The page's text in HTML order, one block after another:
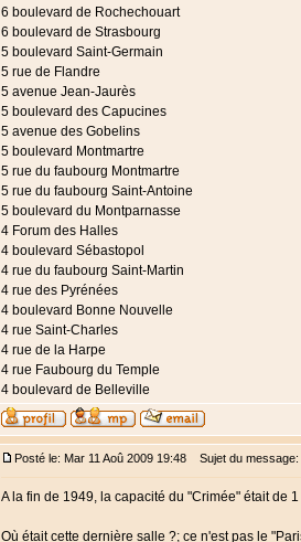
6 boulevard de Rochechouart
6 boulevard de Strasbourg
5 boulevard Saint-Germain
5 rue de Flandre
5 avenue Jean-Jaurès
5 boulevard des Capucines
5 avenue des Gobelins
5 boulevard Montmartre
5 rue du faubourg Montmartre
5 rue du faubourg Saint-Antoine
5 boulevard du Montparnasse
4 Forum des Halles
4 boulevard Sébastopol
4 rue du faubourg Saint-Martin
4 rue des Pyrénées
4 boulevard Bonne Nouvelle
4 rue Saint-Charles
4 rue de la Harpe
4 rue Faubourg du Temple
4 boulevard de Belleville
Posté le: Mar 11 Aoû 2009 19:48 Sujet du message:
A la fin de 1949, la capacité du "Crimée" était de
Où était cette dernière salle ?; ce n'est pas le